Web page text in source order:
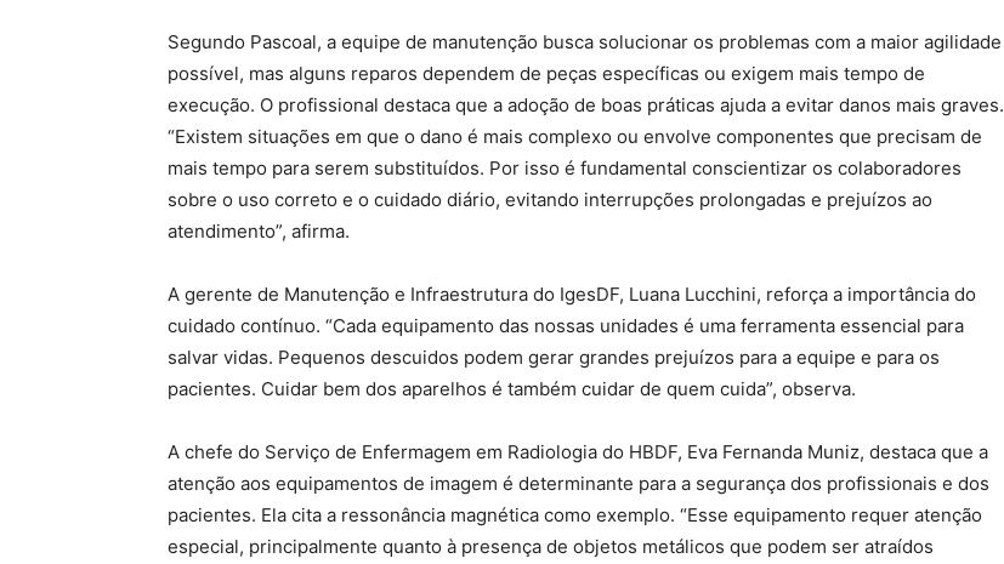
Segundo Pascoal, a equipe de manutenção busca solucionar os problemas com a maior agilidade
possível, mas alguns reparos dependem de peças específicas ou exigem mais tempo de
execução. O profissional destaca que a adoção de boas práticas ajuda a evitar danos mais graves.
“Existem situações em que o dano é mais complexo ou envolve componentes que precisam de
mais tempo para serem substituídos. Por isso é fundamental conscientizar os colaboradores
sobre o uso correto e o cuidado diário, evitando interrupções prolongadas e prejuízos ao
atendimento”, afirma.
A gerente de Manutenção e Infraestrutura do IgesDF, Luana Lucchini, reforça a importância do
cuidado contínuo. “Cada equipamento das nossas unidades é uma ferramenta essencial para
salvar vidas. Pequenos descuidos podem gerar grandes prejuízos para a equipe e para os
pacientes. Cuidar bem dos aparelhos é também cuidar de quem cuida”, observa.
A chefe do Serviço de Enfermagem em Radiologia do HBDF, Eva Fernanda Muniz, destaca que a
atenção aos equipamentos de imagem é determinante para a segurança dos profissionais e dos
pacientes. Ela cita a ressonância magnética como exemplo. “Esse equipamento requer atenção
especial, principalmente quanto à presença de objetos metálicos que podem ser atraídos